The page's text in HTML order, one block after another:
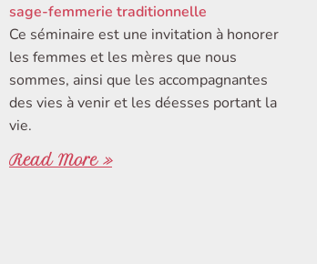
sage-femmerie traditionnelle
Ce séminaire est une invitation à honorer
les femmes et les mères que nous
sommes, ainsi que les accompagnantes
des vies à venir et les déesses portant la
vie.
Read More »